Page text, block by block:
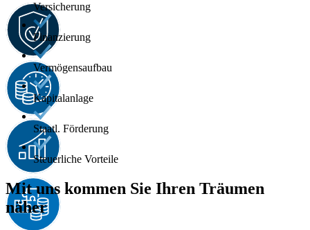
Versicherung
Finanzierung
Vermögensaufbau
Kapitalanlage
Staatl. Förderung
Steuerliche Vorteile
Mit uns kommen Sie Ihren Träumen
näher